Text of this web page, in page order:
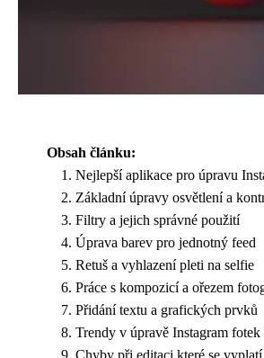
Obsah článku:
Nejlepší aplikace pro úpravu
Základní úpravy osvětlení a
Filtry a jejich správné použití
Úprava barev pro jednotný feed
Retuš a vyhlazení pleti na selfie
Práce s kompozicí a ořezem
Přidání textu a grafických prvků
Trendy v úpravě Instagram fotek
Chyby při editaci které se vyplatí